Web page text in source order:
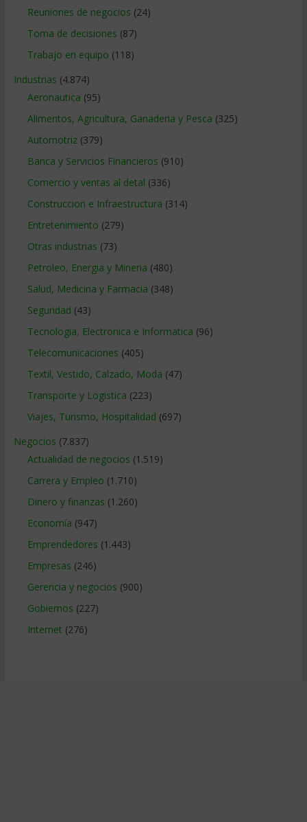
Reuniones de negocios (24)
Toma de decisiones (87)
Trabajo en equipo (118)
Industrias (4.874)
Aeronautica (95)
Alimentos, Agricultura, Ganaderia y Pesca (325)
Automotriz(379)
Banca y Servicios Financieros (910)
Comercio y ventas al detal (336)
Construccion e Infraestructura (314)
Entretenimiento (279)
Otras industrias (73)
Petroleo, Energia y Mineria (480)
Salud, Medicina y Farmacia (348)
Seguridad (43)
Tecnologia, Electronica e Informatica (96)
Telecomunicaciones (405)
Textil, Vestido, Calzado, Moda (47)
Transporte y Logistica (223)
Viajes, Turismo, Hospitalidad (697)
Negocios (7.837)
Actualidad de negocios (1.519)
Carrera y Empleo (1.710)
Dinero y finanzas (1.260)
Economía (947)
Emprendedores (1.443)
Empresas (246)
Gerencia y negocios (900)
Gobiernos (227)
Internet (276)